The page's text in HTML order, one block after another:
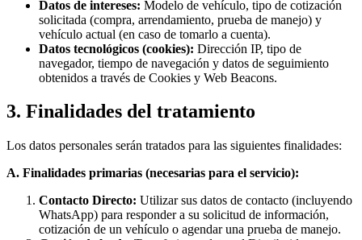
Datos de intereses: Modelo de vehículo, tipo de cotización
solicitada (compra, arrendamiento, prueba de manejo) y
vehículo actual (en caso de tomarlo a cuenta).
Datos tecnológicos (cookies): Dirección IP, tipo de
navegador, tiempo de navegación y datos de seguimiento
obtenidos a través de Cookies y Web Beacons.
3. Finalidades del tratamiento
Los datos personales serán tratados para las siguientes finalidades:
A. Finalidades primarias (necesarias para el servicio):
Contacto Directo: Utilizar sus datos de contacto (incluyendo
WhatsApp) para responder a su solicitud de información,
cotización de un vehículo o agendar una prueba de manejo.